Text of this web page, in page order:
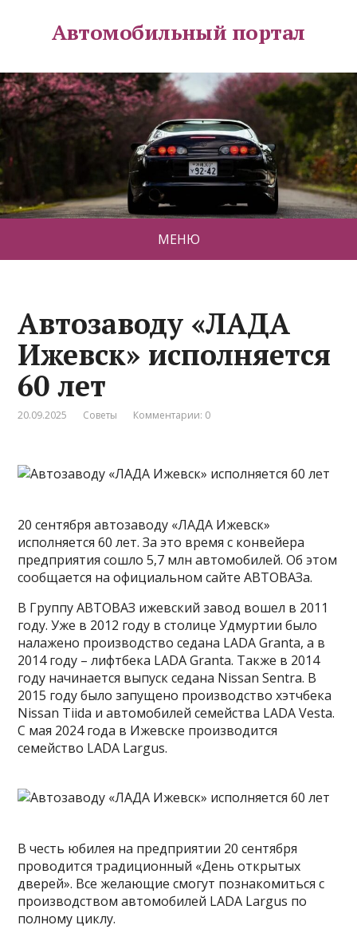
Автомобильный портал
МЕНЮ
Автозаводу «ЛАДА
Ижевск» исполняется
60 лет
20.09.2025 Советы Комментарии: 0
20 сентября автозаводу «ЛАДА Ижевск»
исполняется 60 лет. За это время с конвейера
предприятия сошло 5,7 млн автомобилей. Об этом
сообщается на официальном сайте АВТОВАЗа.
В Группу АВТОВАЗ ижевский завод вошел в 2011
году. Уже в 2012 году в столице Удмуртии было
налажено производство седана LADA Granta, а в
2014 году – лифтбека LADA Granta. Также в 2014
году начинается выпуск седана Nissan Sentra. В
2015 году было запущено производство хэтчбека
Nissan Tiida и автомобилей семейства LADA Vesta.
С мая 2024 года в Ижевске производится
семейство LADA Largus.
В честь юбилея на предприятии 20 сентября
проводится традиционный «День открытых
дверей». Все желающие смогут познакомиться с
производством автомобилей LADA Largus по
полному циклу.